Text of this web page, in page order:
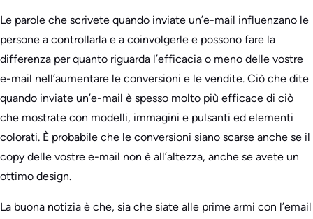
Le parole che scrivete quando inviate un’e-mail influenzano le
persone a controllarla e a coinvolgerle e possono fare la
differenza per quanto riguarda l’efficacia o meno delle vostre
e-mail nell’aumentare le conversioni e le vendite. Ciò che dite
quando inviate un’e-mail è spesso molto più efficace di ciò
che mostrate con modelli, immagini e pulsanti ed elementi
colorati. È probabile che le conversioni siano scarse anche se il
copy delle vostre e-mail non è all’altezza, anche se avete un
ottimo design.
La buona notizia è che, sia che siate alle prime armi con l’email